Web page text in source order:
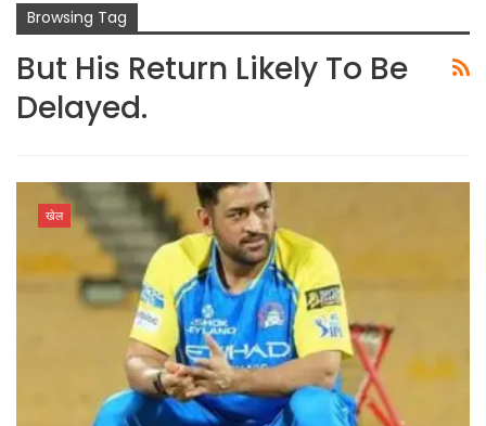
Browsing Tag
But His Return Likely To Be
Delayed.
खेल